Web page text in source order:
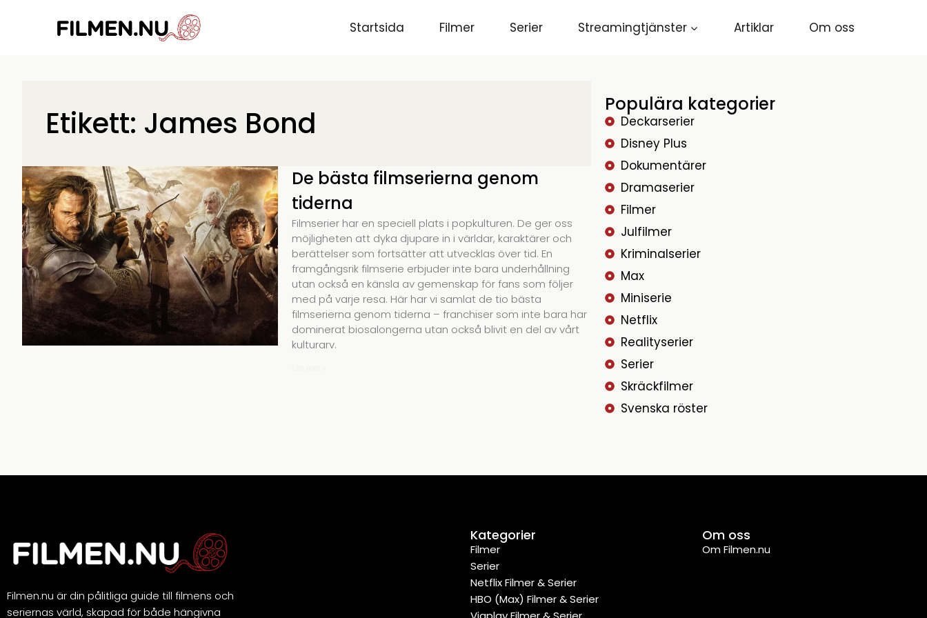
Startsida Filmer Serier Streamingtjänster Artiklar Om oss
Etikett: James Bond
De bästa filmserierna genom
tiderna
Filmserier har en speciell plats i popkulturen. De ger oss
möjligheten att dyka djupare in i världar, karaktärer och
berättelser som fortsätter att utvecklas över tid. En
framgångsrik filmserie erbjuder inte bara underhållning
utan också en känsla av gemenskap för fans som följer
med på varje resa. Här har vi samlat de tio bästa
filmserierna genom tiderna – franchiser som inte bara har
dominerat biosalongerna utan också blivit en del av vårt
kulturarv.
Populära kategorier
Deckarserier
Disney Plus
Dokumentärer
Dramaserier
Filmer
Julfilmer
Kriminalserier
Max
Miniserie
Netflix
Realityserier
Serier
Skräckfilmer
Svenska röster
Filmen.nu är din pålitliga guide till filmens och
seriernas värld, skapad för både hängivna
Kategorier
Filmer
Serier
Netflix Filmer & Serier
HBO (Max) Filmer & Serier
Om oss
Om Filmen.nu